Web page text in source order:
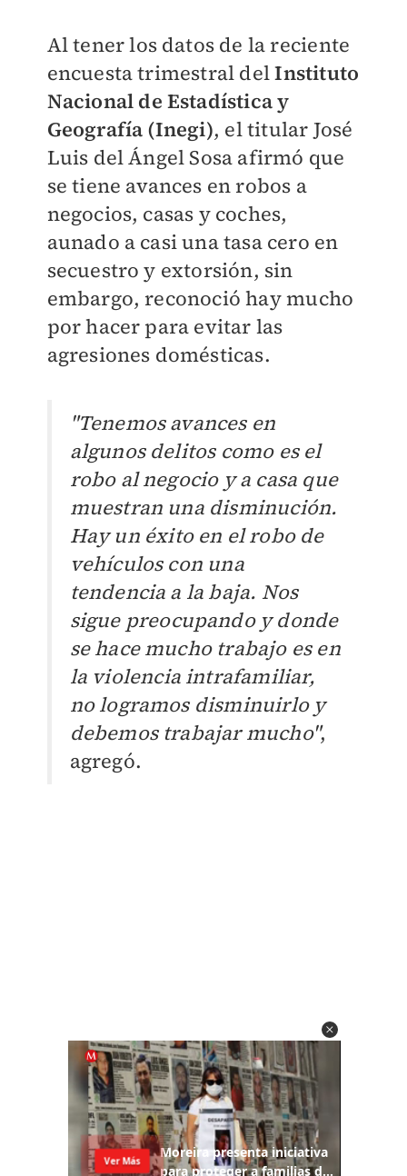
Al tener los datos de la reciente
encuesta trimestral delInstituto
Nacional de Estadística y
Geografía (Inegi), el titular José
Luis del Ángel Sosa afirmó que
se tiene avances en robos a
negocios, casas y coches,
aunado a casi una tasa cero en
secuestro y extorsión, sin
embargo, reconoció hay mucho
por hacer para evitar las
agresiones domésticas.
"Tenemos avances en
algunos delitos como es el
robo al negocio y a casa que
muestran una disminución.
Hay un éxito en el robo de
vehículos con una
tendencia a la baja. Nos
sigue preocupando y donde
se hace mucho trabajo es en
la violencia intrafamiliar,
no logramos disminuirlo y
debemos trabajar mucho",
agregó.